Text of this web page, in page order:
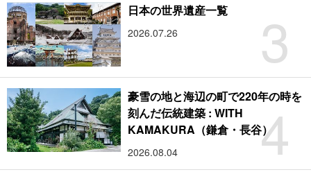
3
日本の世界遺産一覧
2026.07.26
4
豪雪の地と海辺の町で220年の時を
刻んだ伝統建築 : WITH
KAMAKURA（鎌倉・長谷）
2026.08.04